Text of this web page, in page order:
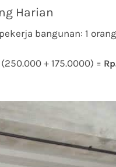
Harian
bangunan: 1
(250.000 + 175.0000) =